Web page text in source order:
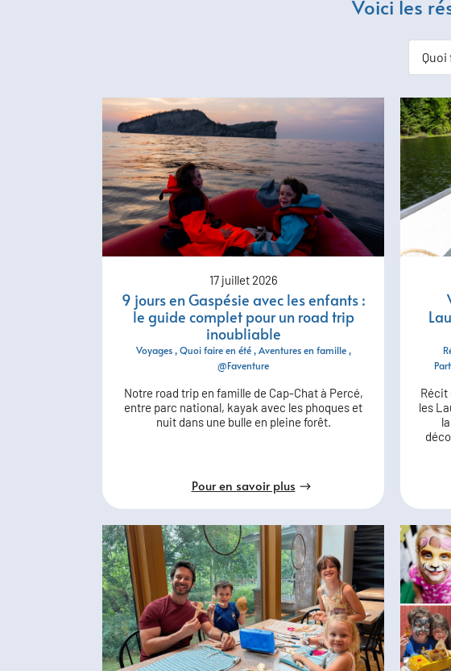
Voici les
17 juillet 2026
9 jours en Gaspésie avec les enfants :
le guide complet pour un road trip
inoubliable
Voyages Quoi faire en été Aventures en famille
@Faventure
Notre road trip en famille de Cap-Chat à Percé,
entre parc national, kayak avec les phoques et
nuit dans une bulle en pleine forêt.
Pour en savoir plus
Récit
les